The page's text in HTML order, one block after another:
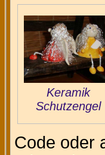
Keramik
Schutzengel
Code oder